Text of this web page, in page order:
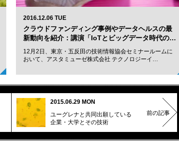
2016.12.06 TUE
クラウドファンディング事例やデータヘルスの最
新動向を紹介：講演「IoTとビッグデータ時代の…
12月2日、東京・五反田の技術情報協会セミナールームに
おいて、アスタミューゼ株式会社 テクノロジーイ…
前の記事
2015.06.29 MON
ユーグレナと共同出願している
企業・大学とその技術